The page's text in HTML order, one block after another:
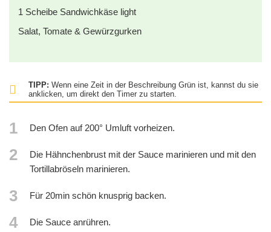
1 Scheibe Sandwichkäse light
Salat, Tomate & Gewürzgurken
TIPP: Wenn eine Zeit in der Beschreibung Grün ist, kannst du sie
anklicken, um direkt den Timer zu starten.
1 Den Ofen auf 200° Umluft vorheizen.
2
Die Hähnchenbrust mit der Sauce marinieren und mit den
Tortillabröseln marinieren.
3 Für 20min schön knusprig backen.
4 Die Sauce anrühren.